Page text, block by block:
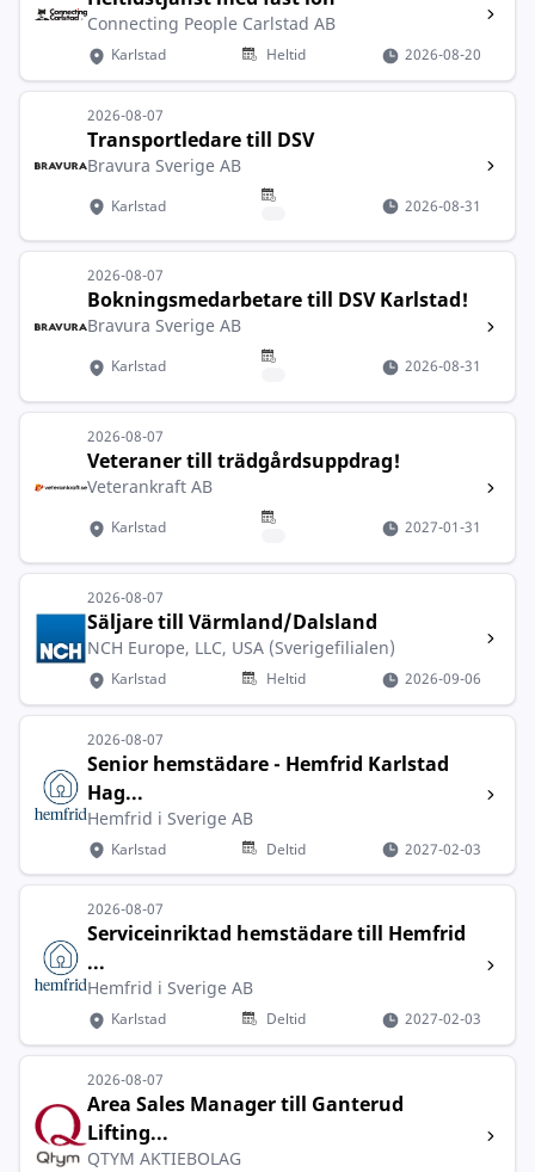
Connecting People Carlstad AB
Karlstad Heltid 2026-08-20
2026-08-07
Transportledare till DSV
Bravura Sverige AB
Karlstad 2026-08-31
2026-08-07
Bokningsmedarbetare till DSV Karlstad!
Bravura Sverige AB
Karlstad 2026-08-31
2026-08-07
Veteraner till trädgårdsuppdrag!
Veterankraft AB
Karlstad 2027-01-31
2026-08-07
Säljare till Värmland/Dalsland
NCH Europe, LLC, USA (Sverigefilialen)
Karlstad Heltid 2026-09-06
2026-08-07
Senior hemstädare - Hemfrid Karlstad
Hag...
Hemfrid i Sverige AB
Karlstad Deltid 2027-02-03
2026-08-07
Serviceinriktad hemstädare till Hemfrid
...
Hemfrid i Sverige AB
Karlstad Deltid 2027-02-03
2026-08-07
Area Sales Manager till Ganterud
Lifting...
QTYM AKTIEBOLAG